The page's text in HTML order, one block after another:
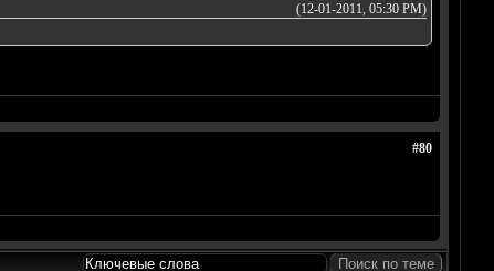
(12-01-2011, 05:30 PM)
#80